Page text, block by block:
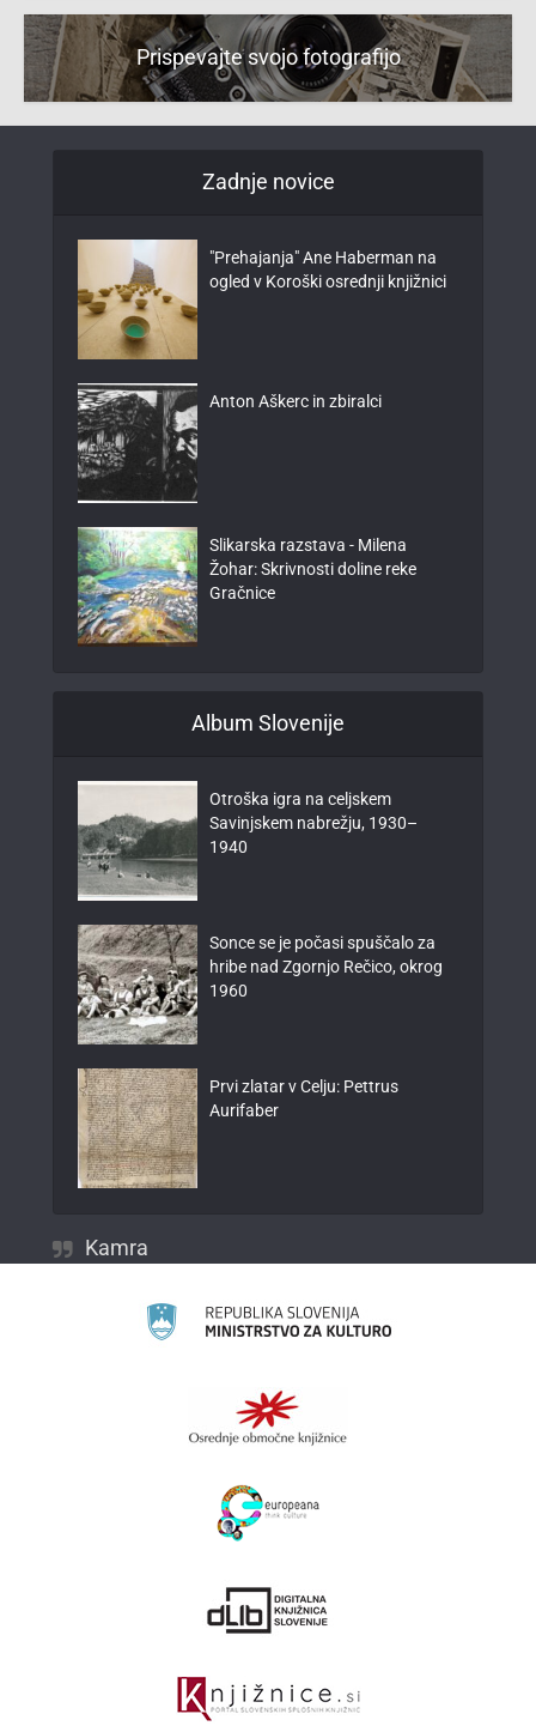
Prispevajte svojo fotografijo
Zadnje novice
"Prehajanja" Ane Haberman na
ogled v Koroški osrednji knjižnici
Anton Aškerc in zbiralci
Slikarska razstava - Milena
Žohar: Skrivnosti doline reke
Gračnice
Album Slovenije
Otroška igra na celjskem
Savinjskem nabrežju, 1930–
1940
Sonce se je počasi spuščalo za
hribe nad Zgornjo Rečico, okrog
1960
Prvi zlatar v Celju: Pettrus
Aurifaber
Kamra